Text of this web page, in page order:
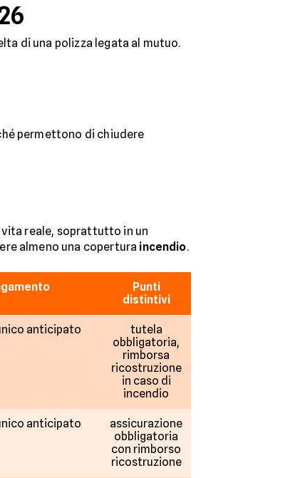
di una polizza legata al mutuo.
permettono di chiudere
reale, soprattutto in un
almeno una copertura incendio.
Punti
distintivi
anticipato
tutela
obbligatoria,
rimborsa
ricostruzione
in caso di
incendio
anticipato
assicurazione
obbligatoria
con rimborso
ricostruzione